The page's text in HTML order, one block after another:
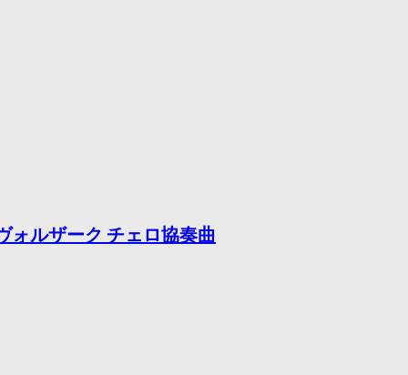
ォルザーク チェロ協奏曲